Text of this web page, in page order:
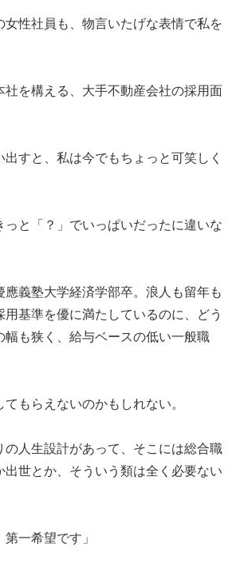
女性社員も、物言いたげな表情で私を
社を構える、大手不動産会社の採用面
すと、私は今でもちょっと可笑しく
と「？」でいっぱいだったに違いな
義塾大学経済学部卒。浪人も留年も
基準を優に満たしているのに、どう
幅も狭く、給与ベースの低い一般職
もらえないのかもしれない。
の人生設計があって、そこには総合職
出世とか、そういう類は全く必要ない
一希望です」